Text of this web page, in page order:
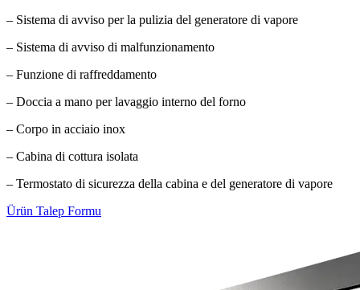
– Sistema di avviso per la pulizia del generatore di vapore
– Sistema di avviso di malfunzionamento
– Funzione di raffreddamento
– Doccia a mano per lavaggio interno del forno
– Corpo in acciaio inox
– Cabina di cottura isolata
– Termostato di sicurezza della cabina e del generatore di vapore
Ürün Talep Formu